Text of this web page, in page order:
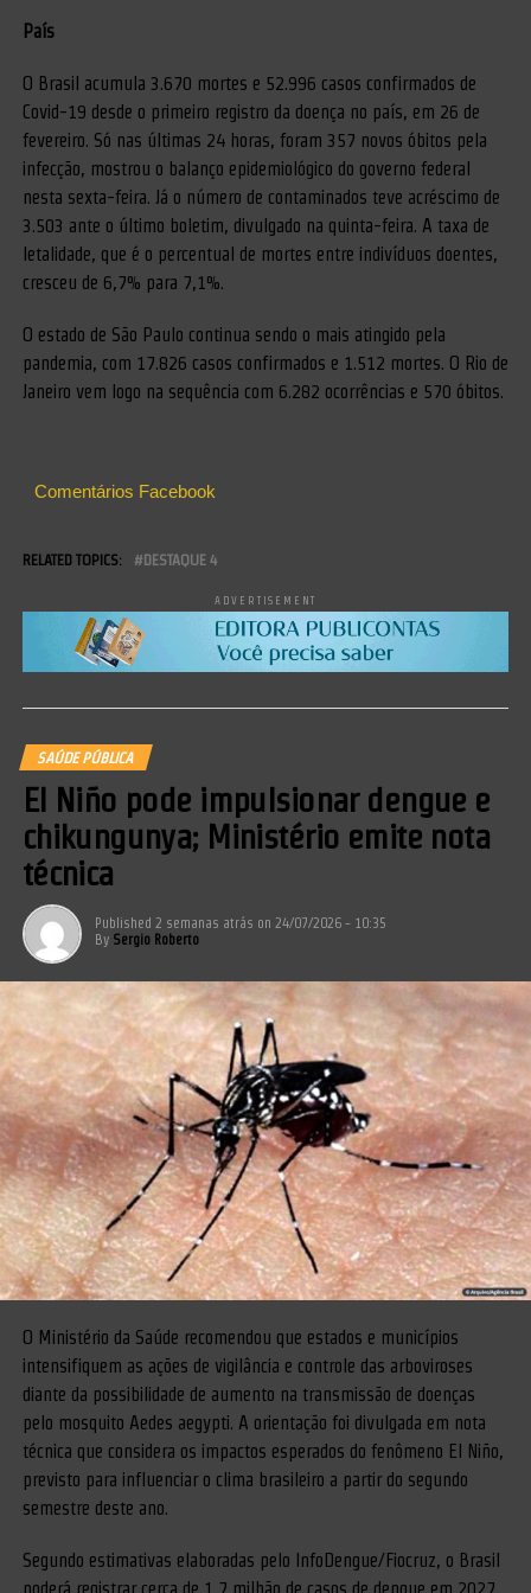
País
O Brasil acumula 3.670 mortes e 52.996 casos confirmados de
Covid-19 desde o primeiro registro da doença no país, em 26 de
fevereiro. Só nas últimas 24 horas, foram 357 novos óbitos pela
infecção, mostrou o balanço epidemiológico do governo federal
nesta sexta-feira. Já o número de contaminados teve acréscimo de
3.503 ante o último boletim, divulgado na quinta-feira. A taxa de
letalidade, que é o percentual de mortes entre indivíduos doentes,
cresceu de 6,7% para 7,1%.
O estado de São Paulo continua sendo o mais atingido pela
pandemia, com 17.826 casos confirmados e 1.512 mortes. O Rio de
Janeiro vem logo na sequência com 6.282 ocorrências e 570 óbitos.
Comentários Facebook
RELATED TOPICS: DESTAQUE 4
ADVERTISEMENT
SAÚDE PÚBLICA
El Niño pode impulsionar dengue e
chikungunya; Ministério emite nota
técnica
Published 2 semanas atrás on 24/07/2026 - 10:35
By Sergio Roberto
O Ministério da Saúde recomendou que estados e municípios
intensifiquem as ações de vigilância e controle das arboviroses
diante da possibilidade de aumento na transmissão de doenças
pelo mosquito Aedes aegypti. A orientação foi divulgada em nota
técnica que considera os impactos esperados do fenômeno El Niño,
previsto para influenciar o clima brasileiro a partir do segundo
semestre deste ano.
Segundo estimativas elaboradas pelo InfoDengue/Fiocruz, o Brasil
poderá registrar cerca de 1,7 milhão de casos de dengue em 2027.